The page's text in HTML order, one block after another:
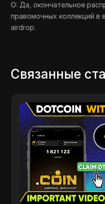
О: Да, окончательное
правомочных коллекций в
airdrop.
Связанные